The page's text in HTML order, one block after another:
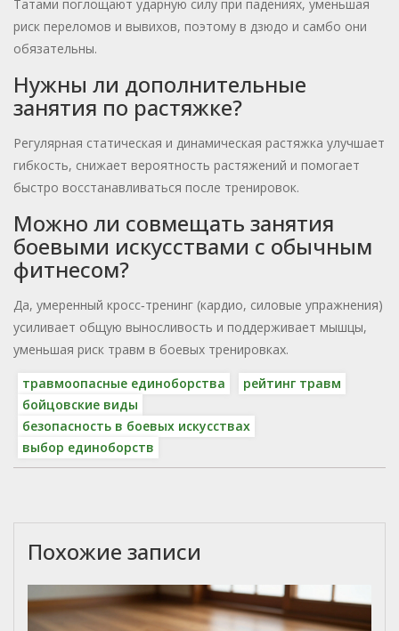
Татами поглощают ударную силу при падениях, уменьшая
риск переломов и вывихов, поэтому в дзюдо и самбо они
обязательны.
Нужны ли дополнительные
занятия по растяжке?
Регулярная статическая и динамическая растяжка улучшает
гибкость, снижает вероятность растяжений и помогает
быстро восстанавливаться после тренировок.
Можно ли совмещать занятия
боевыми искусствами с обычным
фитнесом?
Да, умеренный кросс‑тренинг (кардио, силовые упражнения)
усиливает общую выносливость и поддерживает мышцы,
уменьшая риск травм в боевых тренировках.
травмоопасные единоборства
рейтинг травм
бойцовские виды
безопасность в боевых искусствах
выбор единоборств
Похожие записи